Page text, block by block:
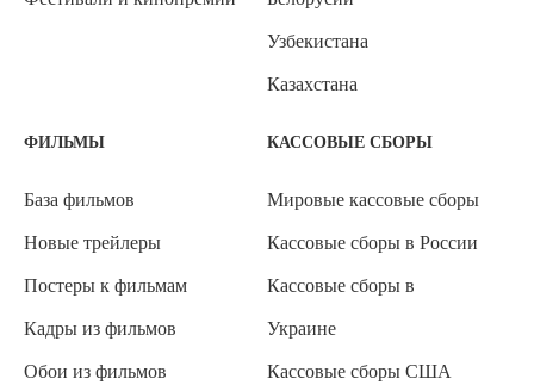
Узбекистана
Казахстана
ФИЛЬМЫ
База фильмов
Новые трейлеры
Постеры к фильмам
Кадры из фильмов
Обои из фильмов
КАССОВЫЕ СБОРЫ
Мировые кассовые сборы
Кассовые сборы в России
Кассовые сборы в
Украине
Кассовые сборы США